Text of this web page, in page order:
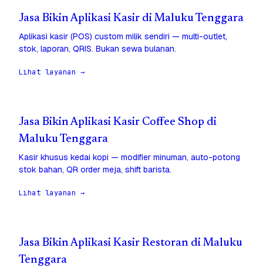
Jasa Bikin Aplikasi Kasir di Maluku Tenggara
Aplikasi kasir (POS) custom milik sendiri — multi-outlet,
stok, laporan, QRIS. Bukan sewa bulanan.
Lihat layanan →
Jasa Bikin Aplikasi Kasir Coffee Shop di
Maluku Tenggara
Kasir khusus kedai kopi — modifier minuman, auto-potong
stok bahan, QR order meja, shift barista.
Lihat layanan →
Jasa Bikin Aplikasi Kasir Restoran di Maluku
Tenggara